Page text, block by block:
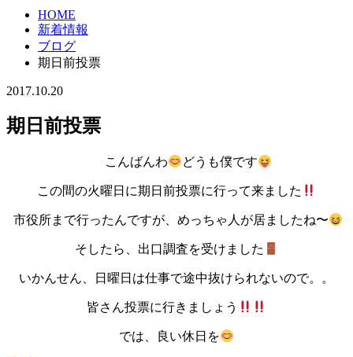
HOME
新着情報
ブログ
期日前投票
2017.10.20
期日前投票
こんばんわ どうも僕です
この間の火曜日に期日前投票に行って来ました
市役所まで行ったんですが、めっちゃ人が居ましたね〜
そしたら、出口調査を受けました
いかんせん、日曜日は仕事で途中抜けられないので。。
皆さん投票に行きましょう
では、良い休日を